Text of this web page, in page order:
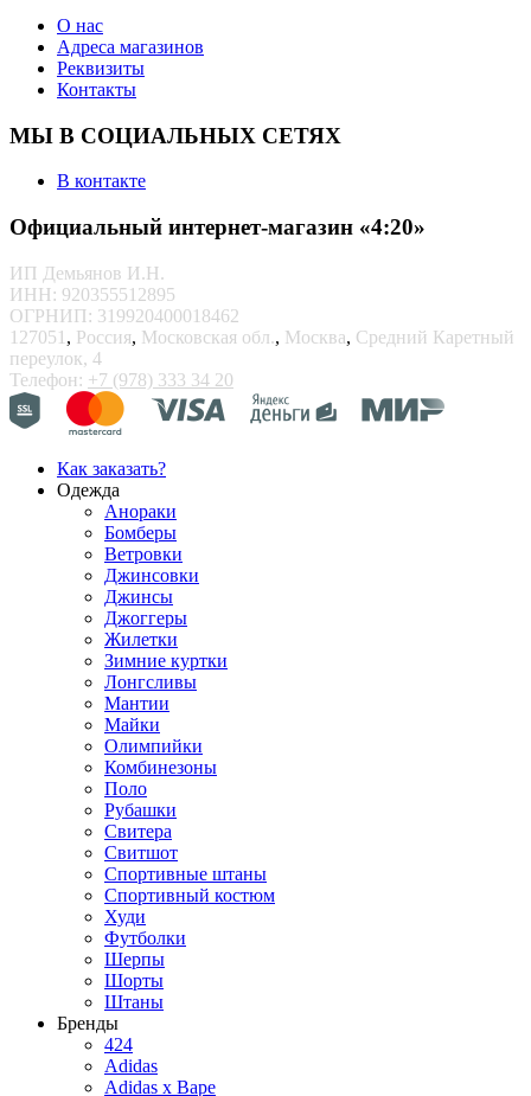
О нас
Адреса магазинов
Реквизиты
Контакты
МЫ В СОЦИАЛЬНЫХ СЕТЯХ
В контакте
Официальный интернет-магазин «4:20»
ИП Демьянов И.Н.
ИНН: 920355512895
ОГРНИП: 319920400018462
127051 , Россия, Московская обл., Москва, Средний Каретный
переулок, 4
Телефон: +7 (978) 333 34 20
Как заказать?
Одежда
Анораки
Бомберы
Ветровки
Джинсовки
Джинсы
Джоггеры
Жилетки
Зимние куртки
Лонгсливы
Мантии
Майки
Олимпийки
Комбинезоны
Поло
Рубашки
Свитера
Свитшот
Спортивные штаны
Спортивный костюм
Худи
Футболки
Шерпы
Шорты
Штаны
Бренды
424
Adidas
Adidas x Bape